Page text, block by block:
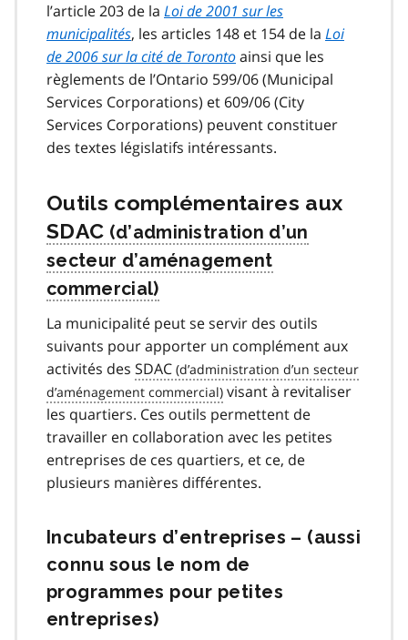
l’article 203 de la Loi de 2001 sur les
municipalités, les articles 148 et 154 de la Loi
de 2006 sur la cité de Torontoainsi que les
règlements de l’Ontario 599/06 (Municipal
Services Corporations) et 609/06 (City
Services Corporations) peuvent constituer
des textes législatifs intéressants.
Outils complémentaires aux
SDAC
La municipalité peut se servir des outils
suivants pour apporter un complément aux
activités des SDAC
visant à revitaliser
les quartiers. Ces outils permettent de
travailler en collaboration avec les petites
entreprises de ces quartiers, et ce, de
plusieurs manières différentes.
Incubateurs d’entreprises – (aussi
connu sous le nom de
programmes pour petites
entreprises)